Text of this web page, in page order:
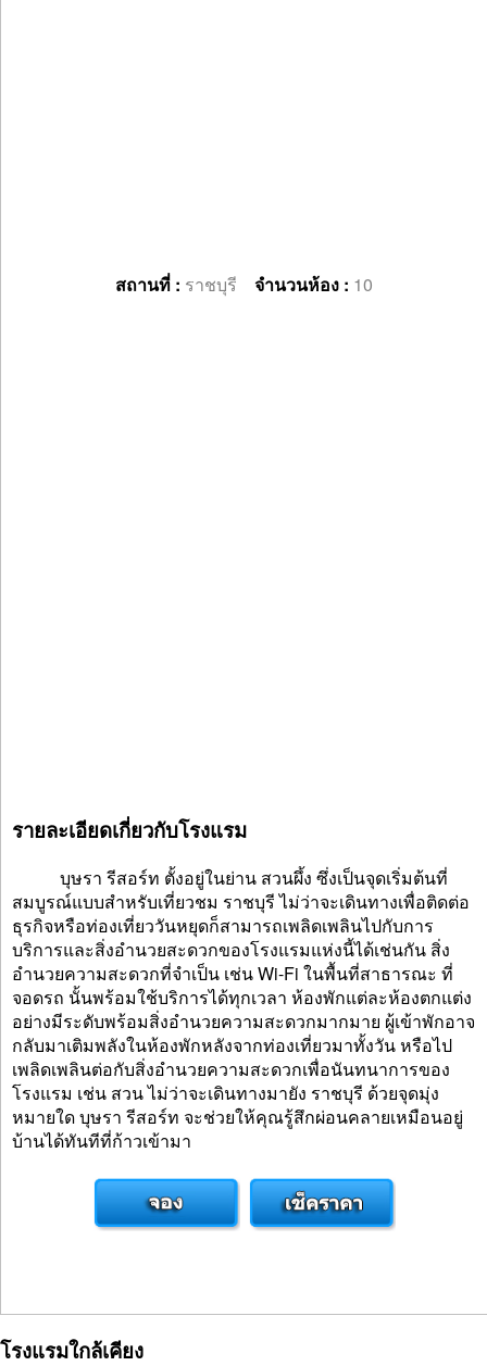
สถานที่ : ราชบุรี จำนวนห้อง : 10
รายละเอียดเกี่ยวกับโรงแรม
บุษรา รีสอร์ท ตั้งอยู่ในย่าน สวนผึ้ง ซึ่งเป็นจุดเริ่มต้นที่
สมบูรณ์แบบสำหรับเที่ยวชม ราชบุรี ไม่ว่าจะเดินทางเพื่อติดต่อ
ธุรกิจหรือท่องเที่ยววันหยุดก็สามารถเพลิดเพลินไปกับการ
บริการและสิ่งอำนวยสะดวกของโรงแรมแห่งนี้ได้เช่นกัน สิ่ง
อำนวยความสะดวกที่จำเป็น เช่น Wi-Fi ในพื้นที่สาธารณะ ที่
จอดรถ นั้นพร้อมใช้บริการได้ทุกเวลา ห้องพักแต่ละห้องตกแต่ง
อย่างมีระดับพร้อมสิ่งอำนวยความสะดวกมากมาย ผู้เข้าพักอาจ
กลับมาเติมพลังในห้องพักหลังจากท่องเที่ยวมาทั้งวัน หรือไป
เพลิดเพลินต่อกับสิ่งอำนวยความสะดวกเพื่อนันทนาการของ
โรงแรม เช่น สวน ไม่ว่าจะเดินทางมายัง ราชบุรี ด้วยจุดมุ่ง
หมายใด บุษรา รีสอร์ท จะช่วยให้คุณรู้สึกผ่อนคลายเหมือนอยู่
บ้านได้ทันทีที่ก้าวเข้ามา
โรงแรมใกล้เคียง